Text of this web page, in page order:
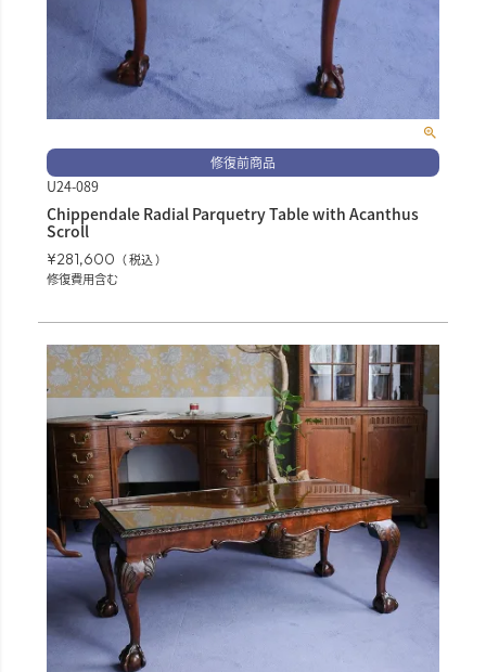
修復前商品
U24-089
Chippendale Radial Parquetry Table with Acanthus
Scroll
¥281,600
税込
修復費用含む